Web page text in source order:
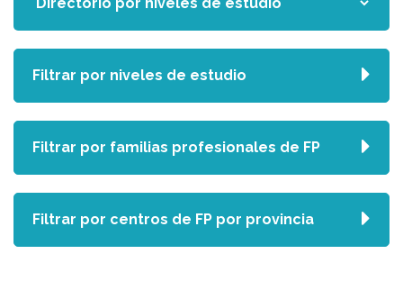
Filtrar por niveles de estudio
Filtrar por familias profesionales de FP
Filtrar por centros de FP por provincia